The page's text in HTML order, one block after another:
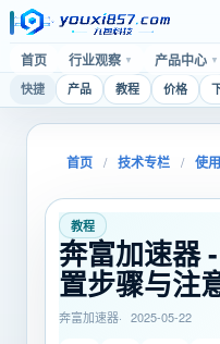
首页 行业观察 ▼ 产品中心 ▼
快捷 产品 教程 价格
首页 / 技术专栏 / 使
教程
奔富加速器
置步骤与注
奔富加速器 2025-05-22